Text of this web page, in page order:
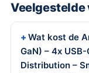
Veelgestelde
Wat kost de
GaN) – 4x
Distribution –